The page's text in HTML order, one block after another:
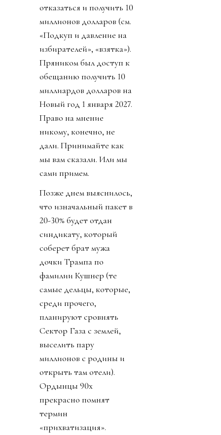
отказаться и получить 10
миллионов долларов (см.
«Подкуп и давление на
избирателей», «взятка»).
Пряником был доступ к
обещанию получить 10
миллиардов долларов на
Новый год 1 января 2027.
Право на мнение
никому, конечно, не
дали. Принимайте как
мы вам сказали. Или мы
сами примем.
Позже днем выяснилось,
что изначальный пакет в
20-30% будет отдан
синдикату, который
соберет брат мужа
дочки Трампа по
фамилии Кушнер (те
самые дельцы, которые,
среди прочего,
планируют сровнять
Сектор Газа с землей,
выселить пару
миллионов с родины и
открыть там отели).
Ордынцы 90х
прекрасно помнят
термин
«прихватизация».